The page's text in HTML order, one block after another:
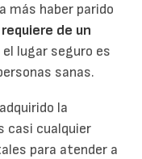
más haber parido
de un
el lugar seguro es
sanas.
la
casi cualquier
para atender a